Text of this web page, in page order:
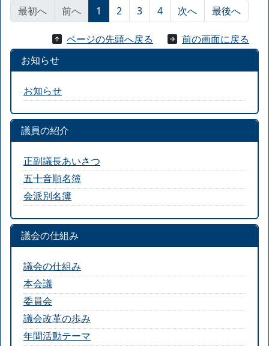
最初へ 前へ 1 2 3 4 次へ 最後へ
ページの先頭へ戻る
前の画面に戻る
お知らせ
お知らせ
議員の紹介
正副議長あいさつ
五十音順名簿
会派別名簿
議会の仕組み
議会の仕組み
本会議
委員会
議会改革の歩み
年間活動テーマ